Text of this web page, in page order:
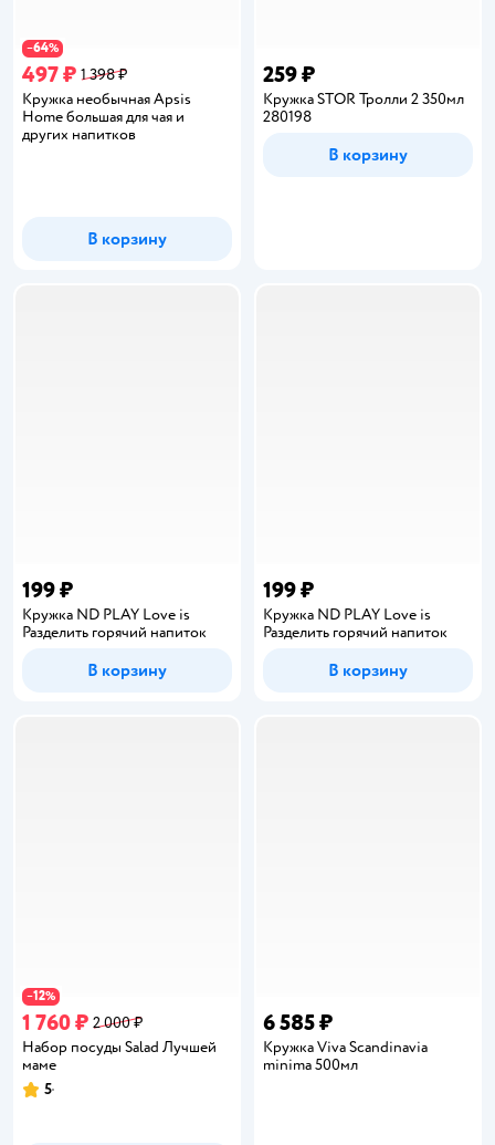
−64%
497 ₽ 1 398 ₽
Кружка необычная Apsis
Home большая для чая и
других напитков
В корзину
259 ₽
Кружка STOR Тролли 2 350мл
280198
В корзину
199 ₽
Кружка ND PLAY Love is
Разделить горячий напиток
В корзину
199 ₽
Кружка ND PLAY Love is
Разделить горячий напиток
В корзину
−12%
1 760 ₽ 2 000 ₽
Набор посуды Salad Лучшей
маме
Рейтинг:
5
6 585 ₽
Кружка Viva Scandinavia
minima 500мл